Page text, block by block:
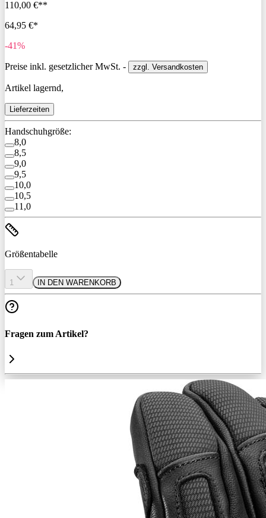
110,00 €**
64,95 €*
-41%
Preise inkl. gesetzlicher MwSt. - zzgl. Versandkosten
Artikel lagernd,
Lieferzeiten
Handschuhgröße:
8,0
8,5
9,0
9,5
10,0
10,5
11,0
Größentabelle
1 IN DEN WARENKORB
Fragen zum Artikel?